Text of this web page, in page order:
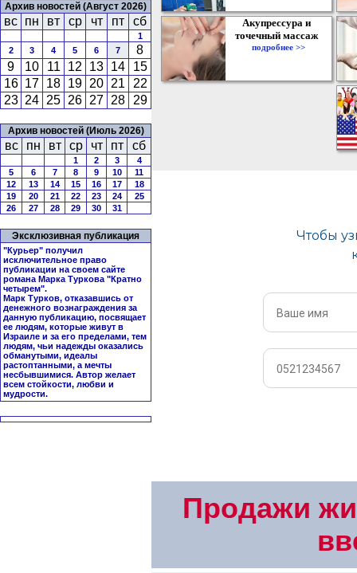
Архив новостей (Август 2026)
вс пн вт ср чт пт сб
1
2
3 4 5 6 7
8
9
10 11 12 13 14
15
16 17 18 19 20 21
22
23 24 25 26 27 28 29
Архив новостей (Июль 2026)
вс пн вт ср чт пт сб
1 2 3
4
5
6 7 8 9 10
11
12
13 14 15 16 17
18
19
20 21 22 23 24
25
26
27 28 29 30 31
Эксклюзивная публикация
"Курьер" получил
исключительное право
публикации на своем сайте
романа Марка Туркова "Кратно
четырем".
Марк Турков, отказавшись от
денежного вознаграждения за
данную публикацию, посвящает
ее людям, которые живут в
Израиле и за его пределами, тем
людям, чьи надежды оказались
обманутыми, идеалы
растоптанными, а мечты
несбывшимися. Автор желает
всем стойкости, любви и
мудрости.
Акупрессура и
точечный массаж
подробнее >>
Продажи